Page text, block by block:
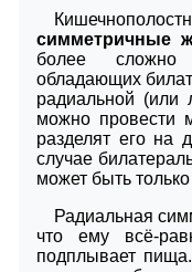
симметричные
более сложно
обладающих
радиальной (или
можно провести
разделят его на
случае
может быть
Радиальная
что ему всё-
подплывает